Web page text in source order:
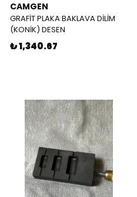
CAMGEN
GRAFİT PLAKA BAKLAVA DİLİM
(KONİK) DESEN
₺ 1,340.67